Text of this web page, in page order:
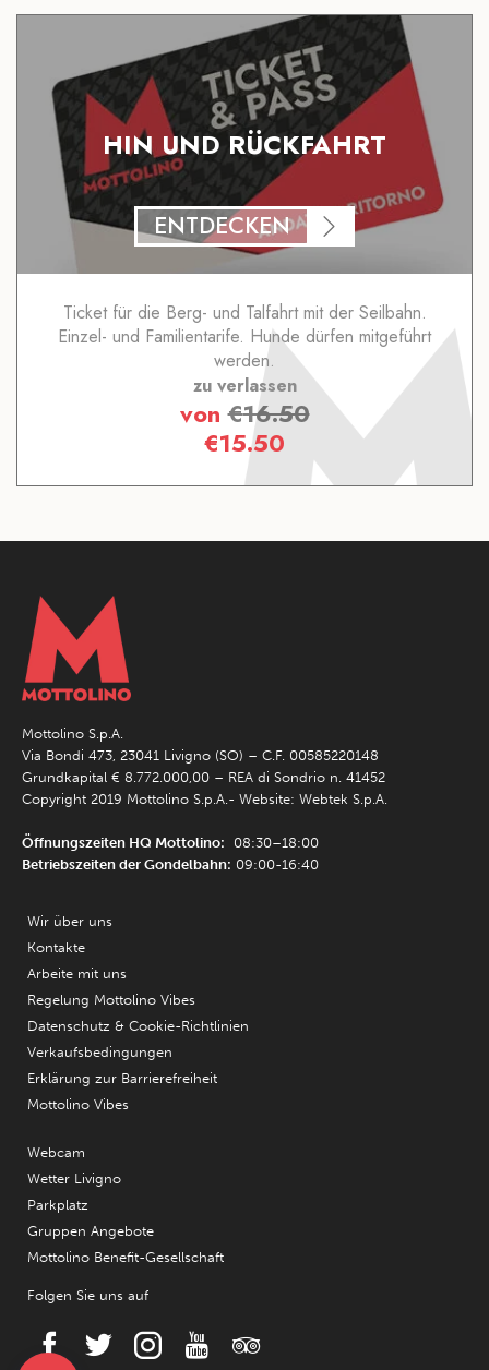
HIN UND RÜCKFAHRT
ENTDECKEN
Ticket für die Berg- und Talfahrt mit der Seilbahn.
Einzel- und Familientarife. Hunde dürfen mitgeführt
werden.
zu verlassen
von€16.50
€15.50
Mottolino S.p.A.
Via Bondi 473, 23041 Livigno (SO) – C.F. 00585220148
Grundkapital € 8.772.000,00 – REA di Sondrio n. 41452
Copyright 2019 Mottolino S.p.A.- Website: Webtek S.p.A.
Öffnungszeiten HQ Mottolino: 08:30–18:00
Betriebszeiten der Gondelbahn: 09:00-16:40
Wir über uns
Kontakte
Arbeite mit uns
Regelung Mottolino Vibes
Datenschutz & Cookie-Richtlinien
Verkaufsbedingungen
Erklärung zur Barrierefreiheit
Mottolino Vibes
Webcam
Wetter Livigno
Parkplatz
Gruppen Angebote
Mottolino Benefit-Gesellschaft
Folgen Sie uns auf